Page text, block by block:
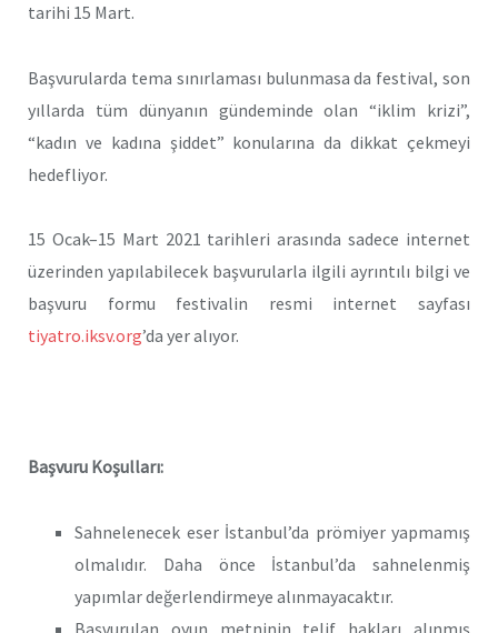
tarihi 15 Mart.
Başvurularda tema sınırlaması bulunmasa da festival, son
yıllarda tüm dünyanın gündeminde olan “iklim krizi”,
“kadın ve kadına şiddet” konularına da dikkat çekmeyi
hedefliyor.
15 Ocak–15 Mart 2021 tarihleri arasında sadece internet
üzerinden yapılabilecek başvurularla ilgili ayrıntılı bilgi ve
başvuru formu festivalin resmi internet sayfası
tiyatro.iksv.org’da yer alıyor.
Başvuru Koşulları:
Sahnelenecek eser İstanbul’da prömiyer yapmamış
olmalıdır. Daha önce İstanbul’da sahnelenmiş
yapımlar değerlendirmeye alınmayacaktır.
Başvurulan oyun metninin telif hakları alınmış